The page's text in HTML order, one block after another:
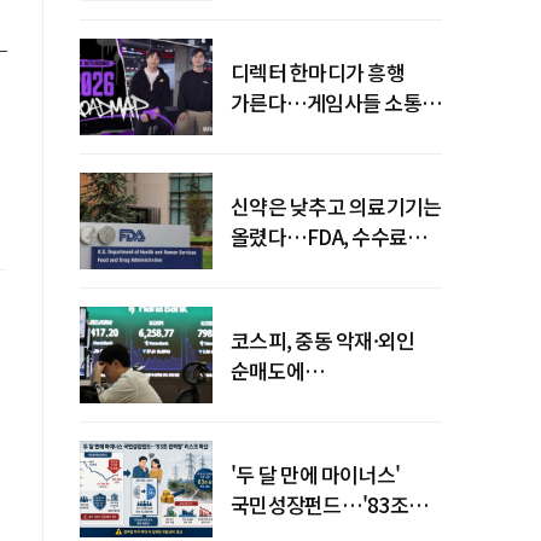
디렉터 한마디가 흥행
가른다…게임사들 소통
신약은 낮추고 의료기기는
올렸다…FDA, 수수료
코스피, 중동 악재·외인
순매도에
'두 달 만에 마이너스'
국민성장펀드…'83조